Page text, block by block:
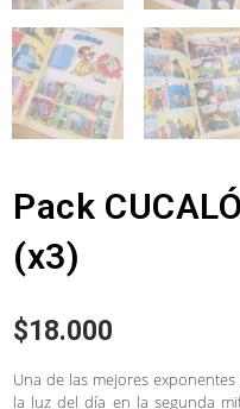
Pack
(x3)
$18.000
Una de las mejores exponentes
la luz del día en la segunda